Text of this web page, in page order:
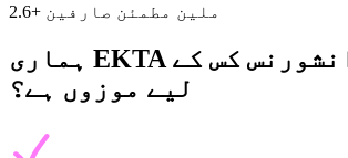
2.6+ ملین مطمئن صارفین
ہماری EKTA ٹریول انشورنس کس کے
لیے موزوں ہے؟